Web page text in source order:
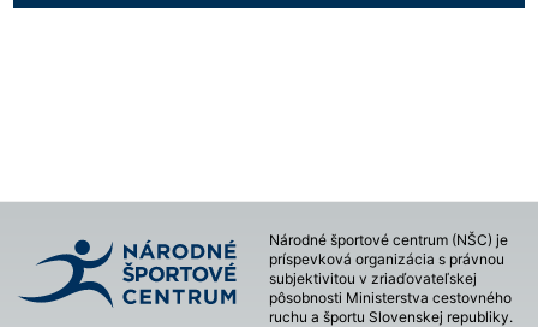
Národné športové centrum (NŠC) je
príspevková organizácia s právnou
subjektivitou v zriaďovateľskej
pôsobnosti Ministerstva cestovného
ruchu a športu Slovenskej republiky.